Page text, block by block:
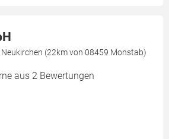
(22km von 08459 Monstab)
aus 2 Bewertungen